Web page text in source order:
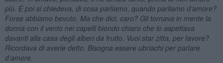
più. E poi si chiedeva, di cosa parliamo, quando parliamo d’amore?
Forse abbiamo bevuto. Ma che dici, caro? Gli tornava in mente la
donna con il vento nei capelli biondo chiaro che lo aspettava
davanti alla casa degli alberi da frutto. Vuoi star zitta, per favore?
Ricordava di averle detto. Bisogna essere ubriachi per parlare
d’amore